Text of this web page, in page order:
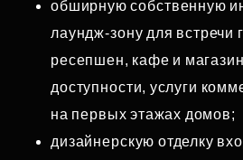
обширную собственную
лаундж‑зону для встречи
ресепшен, кафе и
доступности, услуги
на первых этажах домов;
дизайнерскую отделку